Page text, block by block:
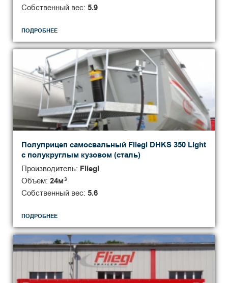
Собственный вес: 5.9
ПОДРОБНЕЕ
Полуприцеп самосвальный Fliegl DHKS 350 Light
с полукруглым кузовом (сталь)
Производитель: Fliegl
Объем: 24м3
Собственный вес: 5.6
ПОДРОБНЕЕ